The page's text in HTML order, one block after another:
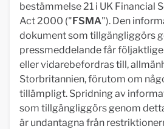
bestämmelse 21 i UK Financial
Act 2000 ("FSMA"). Den
dokument som tillgängliggörs
pressmeddelande får
eller vidarebefordras till,
Storbritannien, förutom om
tillämpligt. Spridning av
som tillgängliggörs genom
är undantagna från